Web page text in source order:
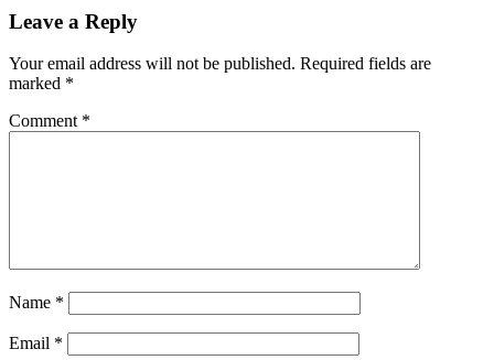
Leave a Reply
Your email address will not be published. Required fields are
marked *
Comment *
Name *
Email *